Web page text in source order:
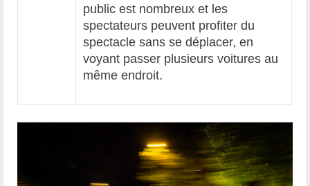
public est nombreux et les
spectateurs peuvent profiter du
spectacle sans se déplacer, en
voyant passer plusieurs voitures au
même endroit.